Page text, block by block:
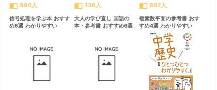
import_contacts 890人
信号処理を学ぶ本 おすす
め6選 わかりやすい
import_contacts 138人
大人の学び直し 国語の
本・参考書 おすすめ6選
import_contacts 687人
複素数平面の参考書 おす
すめ4選 わかりやすい